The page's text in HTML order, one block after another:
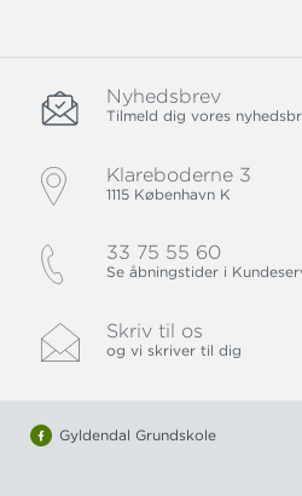
Nyhedsbrev
Tilmeld dig vores
Klareboderne 3
1115 København K
33 75 55 60
Se åbningstider i
Skriv til os
og vi skriver til dig
Gyldendal Grundskole